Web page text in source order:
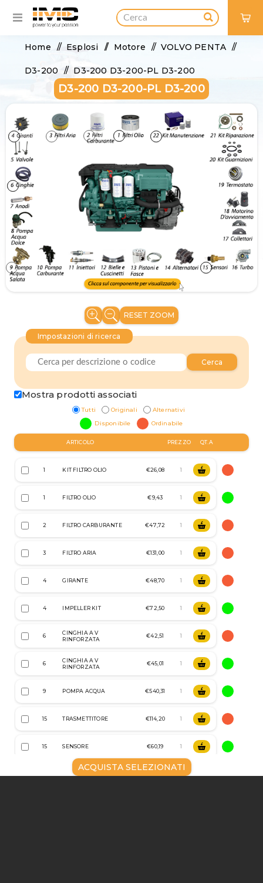
Home / Esplosi / Motore / VOLVO PENTA /
D3-200 / D3-200 D3-200-PL D3-200
D3-200 D3-200-PL D3-200
RESET ZOOM
Cerca
Impostazioni di ricerca
Mostra prodotti associati
Tutti Originali
Alternativi
Disponibile
Ordinabile
ARTICOLO PREZZO QT.A
1 KIT FILTRO OLIO €26,08
1 FILTRO OLIO €9,43
2 FILTRO CARBURANTE €47,72
3 FILTRO ARIA €131,00
4 GIRANTE €48,70
4 IMPELLER KIT €72,50
6
CINGHIA A V
RINFORZATA
€42,51
6
CINGHIA A V
RINFORZATA
€45,01
9 POMPA ACQUA €540,31
15 TRASMETTITORE €114,20
15 SENSORE €60,19
OLIO VDS4.5 5LT. 15W40
ACQUISTA SELEZIONATI